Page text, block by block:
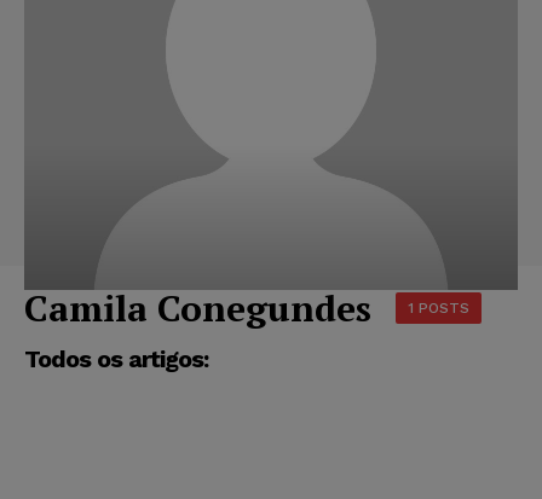
Camila Conegundes 1 POSTS
Todos os artigos: